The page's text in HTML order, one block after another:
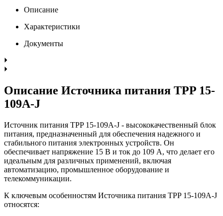
Описание
Характеристики
Документы
Описание Источника питания TPP 15-
109A-J
Источник питания TPP 15-109A-J - высококачественный блок
питания, предназначенный для обеспечения надежного и
стабильного питания электронных устройств. Он
обеспечивает напряжение 15 В и ток до 109 А, что делает его
идеальным для различных применений, включая
автоматизацию, промышленное оборудование и
телекоммуникации.
К ключевым особенностям Источника питания TPP 15-109A-J
относятся: